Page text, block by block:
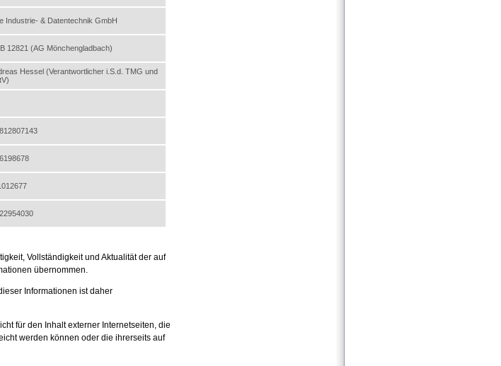
Industrie- & Datentechnik GmbH
12821 (AG Mönchengladbach)
Hessel (Verantwortlicher i.S.d. TMG und
Vollständigkeit und Aktualität der auf
übernommen.
Informationen ist daher
für den Inhalt externer Internetseiten, die
werden können oder die ihrerseits auf